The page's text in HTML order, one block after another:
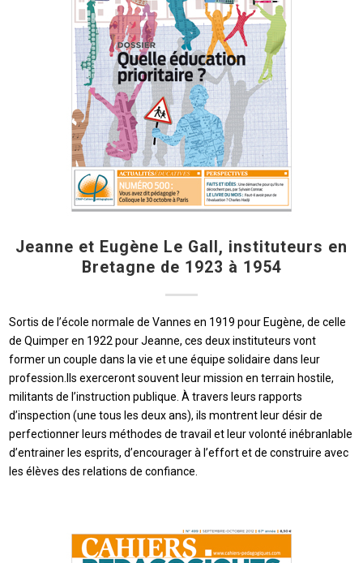
Jeanne et Eugène Le Gall, instituteurs en
Bretagne de 1923 à 1954
Sortis de l’école normale de Vannes en 1919 pour Eugène, de celle
de Quimper en 1922 pour Jeanne, ces deux instituteurs vont
former un couple dans la vie et une équipe solidaire dans leur
profession.Ils exerceront souvent leur mission en terrain hostile,
militants de l’instruction publique. À travers leurs rapports
d’inspection (une tous les deux ans), ils montrent leur désir de
perfectionner leurs méthodes de travail et leur volonté inébranlable
d’entrainer les esprits, d’encourager à l’effort et de construire avec
les élèves des relations de confiance.